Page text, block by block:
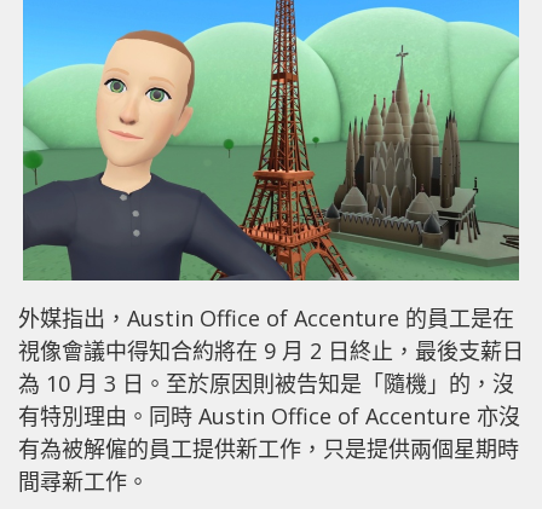
外媒指出，Austin Office of Accenture 的員工是在
視像會議中得知合約將在 9 月 2 日終止，最後支薪日
為 10 月 3 日。至於原因則被告知是「隨機」的，沒
有特別理由。同時 Austin Office of Accenture 亦沒
有為被解僱的員工提供新工作，只是提供兩個星期時
間尋新工作。